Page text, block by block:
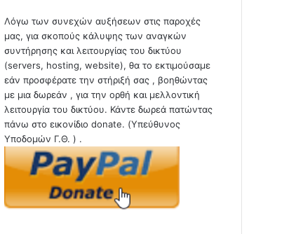
Λόγω των συνεχών αυξήσεων στις παροχές
μας, για σκοπούς κάλυψης των αναγκών
συντήρησης και λειτουργίας του δικτύου
(servers, hosting, website), θα το εκτιμούσαμε
εάν προσφέρατε την στήριξή σας , βοηθώντας
με μια δωρεάν , για την ορθή και μελλοντική
λειτουργία του δικτύου. Κάντε δωρεά πατώντας
πάνω στο εικονίδιο donate. (Υπεύθυνος
Υποδομών Γ.Θ. ) .